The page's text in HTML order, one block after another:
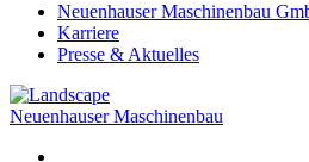
Neuenhauser Maschinenbau
Karriere
Presse & Aktuelles
Neuenhauser Maschinenbau